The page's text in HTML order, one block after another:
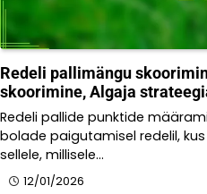
Redeli pallimängu
skoorimine, Algaja
Redeli pallide punktide
bolade paigutamisel redelil,
sellele, millisele…
12/01/2026